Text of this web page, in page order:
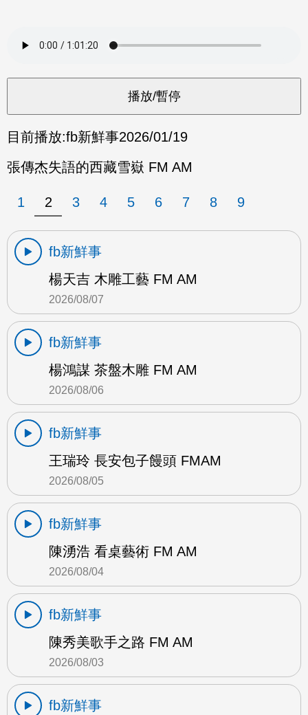
目前播放:fb新鮮事2026/01/19
張傳杰失語的西藏雪嶽 FM AM
1 2 3 4 5 6 7 8 9
fb新鮮事
楊天吉 木雕工藝 FM AM
2026/08/07
fb新鮮事
楊鴻謀 茶盤木雕 FM AM
2026/08/06
fb新鮮事
王瑞玲 長安包子饅頭 FMAM
2026/08/05
fb新鮮事
陳湧浩 看桌藝術 FM AM
2026/08/04
fb新鮮事
陳秀美歌手之路 FM AM
2026/08/03
fb新鮮事